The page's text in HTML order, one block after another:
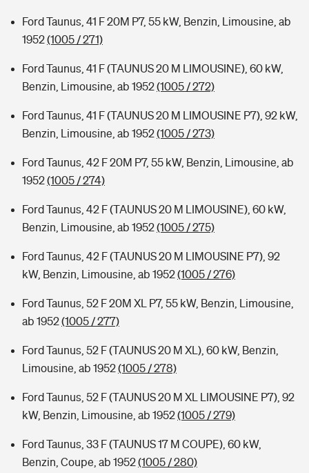
Ford Taunus, 41 F 20M P7, 55 kW, Benzin, Limousine, ab
1952(1005 / 271)
Ford Taunus, 41 F (TAUNUS 20 M LIMOUSINE), 60 kW,
Benzin, Limousine, ab 1952(1005 / 272)
Ford Taunus, 41 F (TAUNUS 20 M LIMOUSINE P7), 92 kW,
Benzin, Limousine, ab 1952(1005 / 273)
Ford Taunus, 42 F 20M P7, 55 kW, Benzin, Limousine, ab
1952(1005 / 274)
Ford Taunus, 42 F (TAUNUS 20 M LIMOUSINE), 60 kW,
Benzin, Limousine, ab 1952(1005 / 275)
Ford Taunus, 42 F (TAUNUS 20 M LIMOUSINE P7), 92
kW, Benzin, Limousine, ab 1952(1005 / 276)
Ford Taunus, 52 F 20M XL P7, 55 kW, Benzin, Limousine,
ab 1952(1005 / 277)
Ford Taunus, 52 F (TAUNUS 20 M XL), 60 kW, Benzin,
Limousine, ab 1952(1005 / 278)
Ford Taunus, 52 F (TAUNUS 20 M XL LIMOUSINE P7), 92
kW, Benzin, Limousine, ab 1952(1005 / 279)
Ford Taunus, 33 F (TAUNUS 17 M COUPE), 60 kW,
Benzin, Coupe, ab 1952(1005 / 280)